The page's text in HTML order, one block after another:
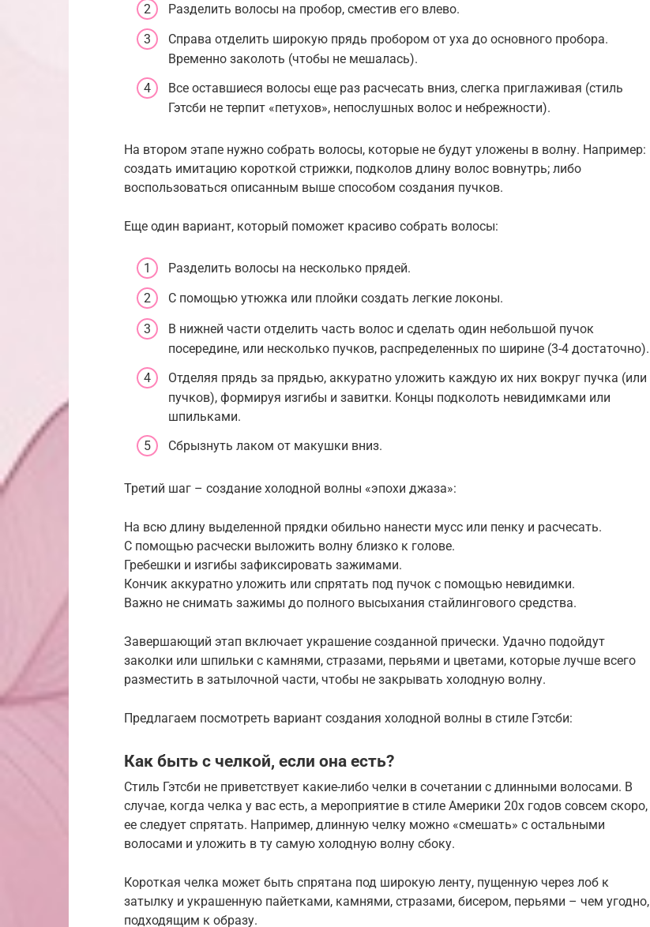
Разделить волосы на пробор, сместив его влево.
Справа отделить широкую прядь пробором от уха до основного пробора.
Временно заколоть (чтобы не мешалась).
Все оставшиеся волосы еще раз расчесать вниз, слегка приглаживая (стиль
Гэтсби не терпит «петухов», непослушных волос и небрежности).
На втором этапе нужно собрать волосы, которые не будут уложены в волну. Например:
создать имитацию короткой стрижки, подколов длину волос вовнутрь; либо
воспользоваться описанным выше способом создания пучков.
Еще один вариант, который поможет красиво собрать волосы:
Разделить волосы на несколько прядей.
С помощью утюжка или плойки создать легкие локоны.
В нижней части отделить часть волос и сделать один небольшой пучок
посередине, или несколько пучков, распределенных по ширине (3-4 достаточно).
Отделяя прядь за прядью, аккуратно уложить каждую их них вокруг пучка (или
пучков), формируя изгибы и завитки. Концы подколоть невидимками или
шпильками.
Сбрызнуть лаком от макушки вниз.
Третий шаг – создание холодной волны «эпохи джаза»:
На всю длину выделенной прядки обильно нанести мусс или пенку и расчесать.
С помощью расчески выложить волну близко к голове.
Гребешки и изгибы зафиксировать зажимами.
Кончик аккуратно уложить или спрятать под пучок с помощью невидимки.
Важно не снимать зажимы до полного высыхания стайлингового средства.
Завершающий этап включает украшение созданной прически. Удачно подойдут
заколки или шпильки с камнями, стразами, перьями и цветами, которые лучше всего
разместить в затылочной части, чтобы не закрывать холодную волну.
Предлагаем посмотреть вариант создания холодной волны в стиле Гэтсби:
Как быть с челкой, если она есть?
Стиль Гэтсби не приветствует какие-либо челки в сочетании с длинными волосами. В
случае, когда челка у вас есть, а мероприятие в стиле Америки 20х годов совсем скоро,
ее следует спрятать. Например, длинную челку можно «смешать» с остальными
волосами и уложить в ту самую холодную волну сбоку.
Короткая челка может быть спрятана под широкую ленту, пущенную через лоб к
затылку и украшенную пайетками, камнями, стразами, бисером, перьями – чем угодно,
подходящим к образу.